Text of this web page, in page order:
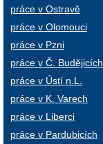
práce v Ostravě
práce v Olomouci
práce v Pzni
práce v Č. Budějicích
práce v Ústí n.L.
práce v K. Varech
práce v Liberci
práce v Pardubicích